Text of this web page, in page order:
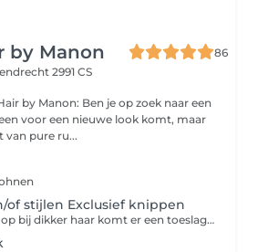
by Manon
86
2991 CS
je op zoek naar een
voor een nieuwe look komt, maar
pure ru...
of stijlen Exclusief knippen
Exclusief knippen! Let op bij dikker haar komt er een toeslag bij.